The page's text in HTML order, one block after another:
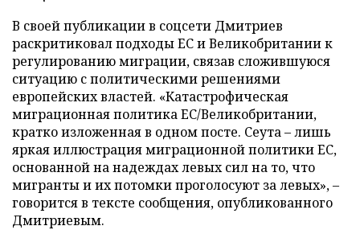
В своей публикации в соцсети Дмитриев
раскритиковал подходы ЕС и Великобритании к
регулированию миграции, связав сложившуюся
ситуацию с политическими решениями
европейских властей. «Катастрофическая
миграционная политика ЕС/Великобритании,
кратко изложенная в одном посте. Сеута – лишь
яркая иллюстрация миграционной политики ЕС,
основанной на надеждах левых сил на то, что
мигранты и их потомки проголосуют за левых», –
говорится в тексте сообщения, опубликованного
Дмитриевым.